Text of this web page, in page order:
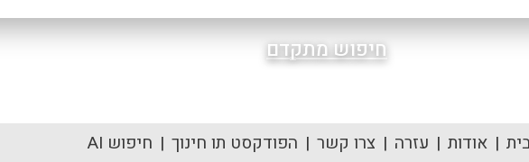
חיפוש מתקדם
אודות עזרה צרו קשר הפודקסט תו חינוך חיפוש AI